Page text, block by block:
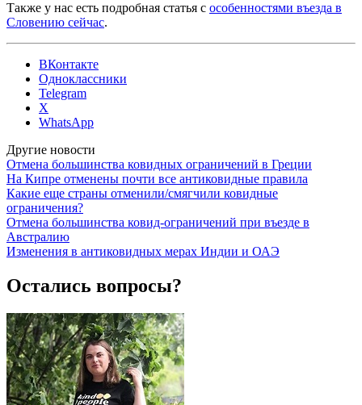
Также у нас есть подробная статья с особенностями въезда в
Словению сейчас.
ВКонтакте
Одноклассники
Telegram
X
WhatsApp
Другие новости
Отмена большинства ковидных ограничений в Греции
На Кипре отменены почти все антиковидные правила
Какие еще страны отменили/смягчили ковидные
ограничения?
Отмена большинства ковид-ограничений при въезде в
Австралию
Изменения в антиковидных мерах Индии и ОАЭ
Остались вопросы?